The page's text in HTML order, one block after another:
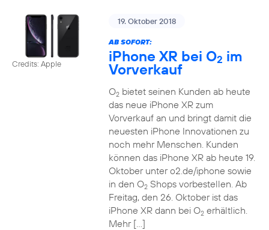
Credits: Apple
19. Oktober 2018
AB SOFORT:
iPhone XR bei O2 im
Vorverkauf
O2bietet seinen Kunden ab heute
das neue iPhone XR zum
Vorverkauf an und bringt damit die
neuesten iPhone Innovationen zu
noch mehr Menschen. Kunden
können das iPhone XR ab heute 19.
Oktober unter o2.de/iphone sowie
in den O2Shops vorbestellen. Ab
Freitag, den 26. Oktober ist das
iPhone XR dann bei O2erhältlich.
Mehr […]